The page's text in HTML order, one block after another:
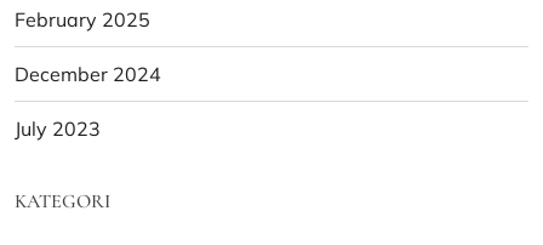
February 2025
December 2024
July 2023
KATEGORI